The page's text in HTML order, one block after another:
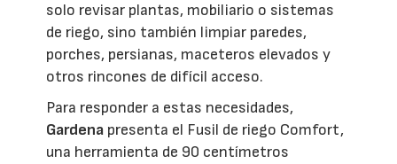
solo revisar plantas, mobiliario o sistemas
de riego, sino también limpiar paredes,
porches, persianas, maceteros elevados y
otros rincones de difícil acceso.
Para responder a estas necesidades,
Gardena presenta el Fusil de riego Comfort,
una herramienta de 90 centímetros